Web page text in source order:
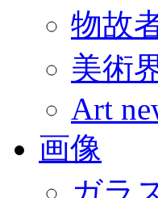
物故
美術
Art
画像